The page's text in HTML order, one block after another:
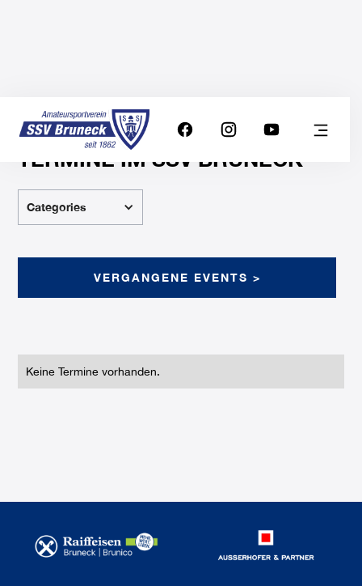
TERMINE IM SSV BRUNECK
Categories
VERGANGENE EVENTS >
Keine Termine vorhanden.